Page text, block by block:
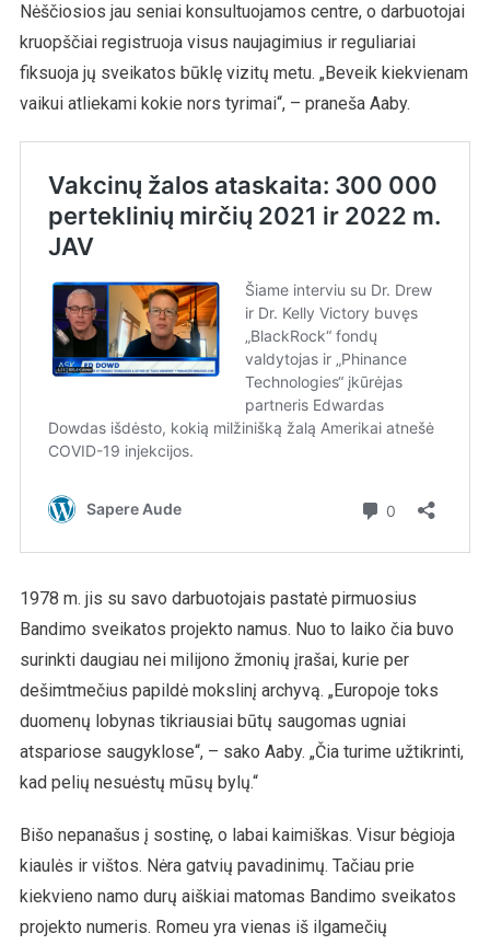
Nėščiosios jau seniai konsultuojamos centre, o darbuotojai
kruopščiai registruoja visus naujagimius ir reguliariai
fiksuoja jų sveikatos būklę vizitų metu. „Beveik kiekvienam
vaikui atliekami kokie nors tyrimai“, – praneša Aaby.
1978 m. jis su savo darbuotojais pastatė pirmuosius
Bandimo sveikatos projekto namus. Nuo to laiko čia buvo
surinkti daugiau nei milijono žmonių įrašai, kurie per
dešimtmečius papildė mokslinį archyvą. „Europoje toks
duomenų lobynas tikriausiai būtų saugomas ugniai
atspariose saugyklose“, – sako Aaby. „Čia turime užtikrinti,
kad pelių nesuėstų mūsų bylų.“
Bišo nepanašus į sostinę, o labai kaimiškas. Visur bėgioja
kiaulės ir vištos. Nėra gatvių pavadinimų. Tačiau prie
kiekvieno namo durų aiškiai matomas Bandimo sveikatos
projekto numeris. Romeu yra vienas iš ilgamečių